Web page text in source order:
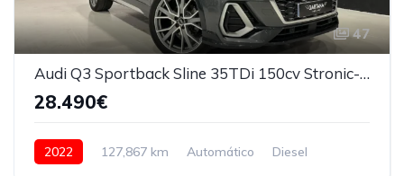
47
Audi Q3 Sportback Sline 35TDi 150cv Stronic-7 2022
28.490€
2022 127,867 km Automático
Diesel